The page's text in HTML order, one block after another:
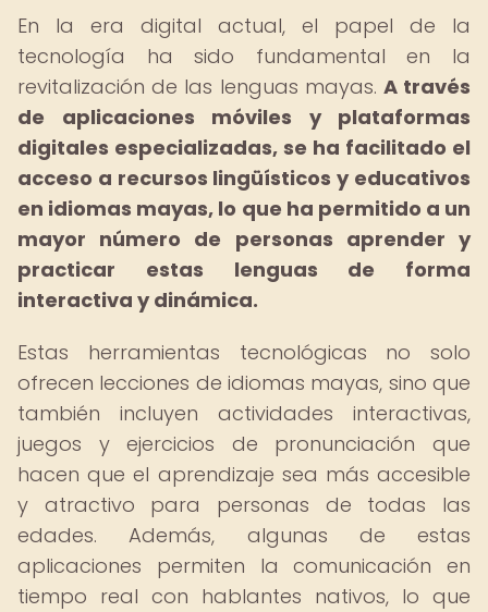
En la era digital actual, el papel de la
tecnología ha sido fundamental en la
revitalización de las lenguas mayas. A través
de aplicaciones móviles y plataformas
digitales especializadas, se ha facilitado el
acceso a recursos lingüísticos y educativos
en idiomas mayas, lo que ha permitido a un
mayor número de personas aprender y
practicar estas lenguas de forma
interactiva y dinámica.
Estas herramientas tecnológicas no solo
ofrecen lecciones de idiomas mayas, sino que
también incluyen actividades interactivas,
juegos y ejercicios de pronunciación que
hacen que el aprendizaje sea más accesible
y atractivo para personas de todas las
edades. Además, algunas de estas
aplicaciones permiten la comunicación en
tiempo real con hablantes nativos, lo que